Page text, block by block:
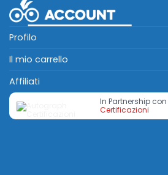
Profilo
Il mio carrello
Affiliati
In Partnership con
Certificazioni